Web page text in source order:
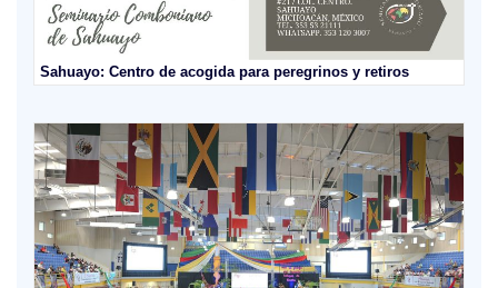
Sahuayo: Centro de acogida para peregrinos y retiros